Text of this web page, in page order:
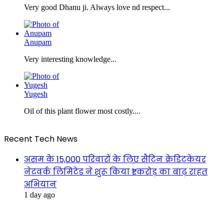
Very good Dhanu ji. Always love nd respect...
Anupam
Very interesting knowledge...
Yugesh
Oil of this plant flower most costly....
Recent Tech News
असम के 15,000 परिवारों के लिए सैटिन क्रेडिटकेयर
नेटवर्क लिमिटेड ने शुरू किया ₹1 करोड़ का बाढ़ राहत
अभियान
1 day ago